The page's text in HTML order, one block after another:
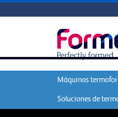
Máquinas
Soluciones de